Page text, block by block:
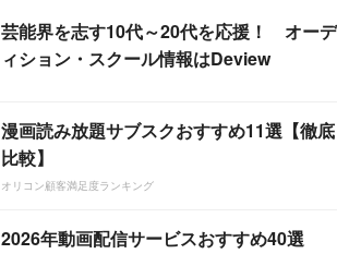
芸能界を志す10代～20代を応援！ オーデ
ィション・スクール情報はDeview
漫画読み放題サブスクおすすめ11選【徹底
比較】
オリコン顧客満足度ランキング
2026年動画配信サービスおすすめ40選